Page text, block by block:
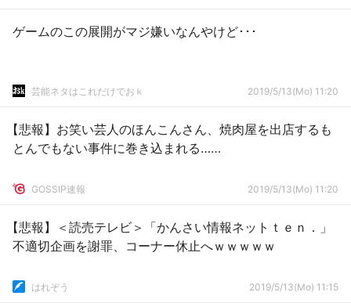
ゲームのこの展開がマジ嫌いなんやけど･･･
芸能ネタはこれだけでおｋ 2019/5/13(Mo) 11:20
【悲報】お笑い芸人のほんこんさん、焼肉屋を出店するも
とんでもない事件に巻き込まれる……
GOSSIP速報 2019/5/13(Mo) 11:20
【悲報】＜読売テレビ＞「かんさい情報ネットｔｅｎ．」
不適切企画を謝罪、コーナー休止へｗｗｗｗｗ
はれぞう 2019/5/13(Mo) 11:15